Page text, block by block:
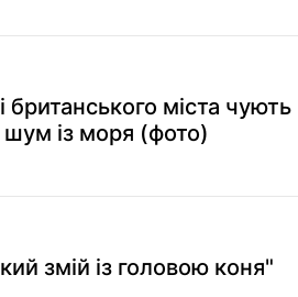
міста чують
шум із моря (фото)
змій із головою коня"